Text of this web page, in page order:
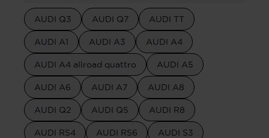
AUDI Q3 AUDI Q7 AUDI TT
AUDI A1 AUDI A3 AUDI A4
AUDI A4 allroad quattro AUDI A5
AUDI A6 AUDI A7 AUDI A8
AUDI Q2 AUDI Q5 AUDI R8
AUDI RS4 AUDI RS6 AUDI S3